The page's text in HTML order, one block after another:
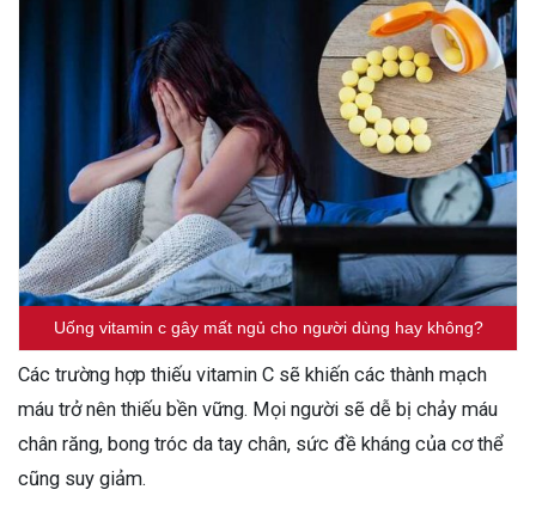
Uống vitamin c gây mất ngủ cho người dùng hay không?
Các trường hợp thiếu vitamin C sẽ khiến các thành mạch
máu trở nên thiếu bền vững. Mọi người sẽ dễ bị chảy máu
chân răng, bong tróc da tay chân, sức đề kháng của cơ thể
cũng suy giảm.